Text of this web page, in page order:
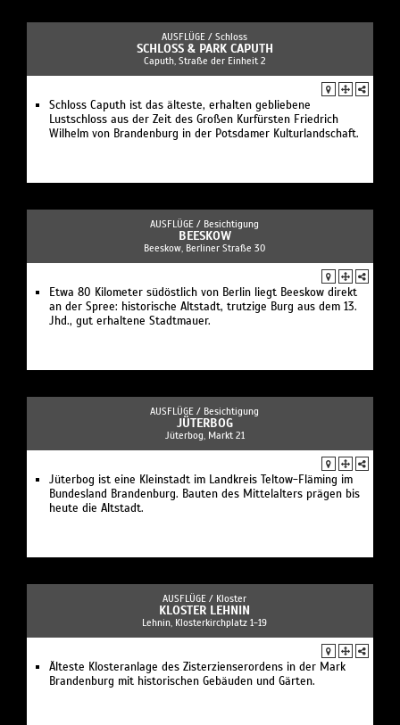
AUSFLÜGE / Schloss
SCHLOSS & PARK CAPUTH
Caputh, Straße der Einheit 2
Schloss Caputh ist das älteste, erhalten gebliebene
Lustschloss aus der Zeit des Großen Kurfürsten Friedrich
Wilhelm von Brandenburg in der Potsdamer Kulturlandschaft.
AUSFLÜGE / Besichtigung
BEESKOW
Beeskow, Berliner Straße 30
Etwa 80 Kilometer südöstlich von Berlin liegt Beeskow direkt
an der Spree: historische Altstadt, trutzige Burg aus dem 13.
Jhd., gut erhaltene Stadtmauer.
AUSFLÜGE / Besichtigung
JÜTERBOG
Jüterbog, Markt 21
Jüterbog ist eine Kleinstadt im Landkreis Teltow-Fläming im
Bundesland Brandenburg. Bauten des Mittelalters prägen bis
heute die Altstadt.
AUSFLÜGE / Kloster
KLOSTER LEHNIN
Lehnin, Klosterkirchplatz 1-19
Älteste Klosteranlage des Zisterzienserordens in der Mark
Brandenburg mit historischen Gebäuden und Gärten.